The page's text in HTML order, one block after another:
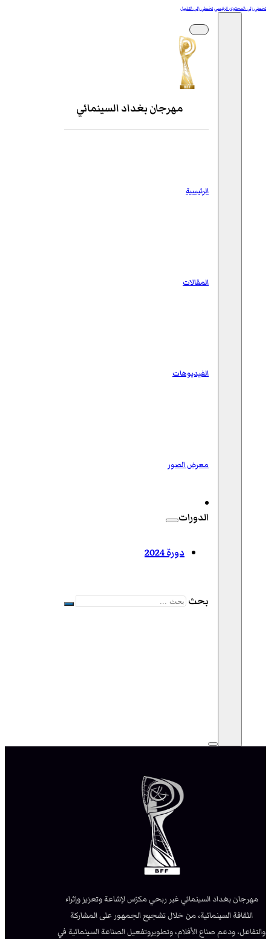
تخطي إلى المحتوى الرئيسيتخطي إلى التذييل
مهرجان بغداد السينمائي
الرئيسية
المقالات
الفيديوهات
معرض الصور
الدورات
دورة 2024
بحث
مهرجان بغداد السينمائي غير ربحي مكرّس لإشاعة وتعزيز وإثراء
الثقافة السينمائية، من خلال تشجيع الجمهور على المشاركة
والتفاعل، ودعم صناع الأفلام، وتطويروتفعيل الصناعة السينمائية في